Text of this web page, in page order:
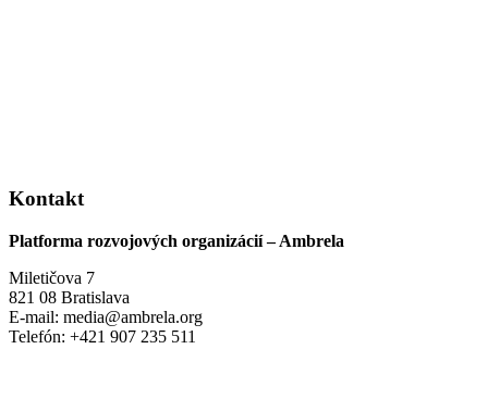
Kontakt
Platforma rozvojových organizácií – Ambrela
Miletičova 7
821 08 Bratislava
E-mail: media@ambrela.org
Telefón: +421 907 235 511